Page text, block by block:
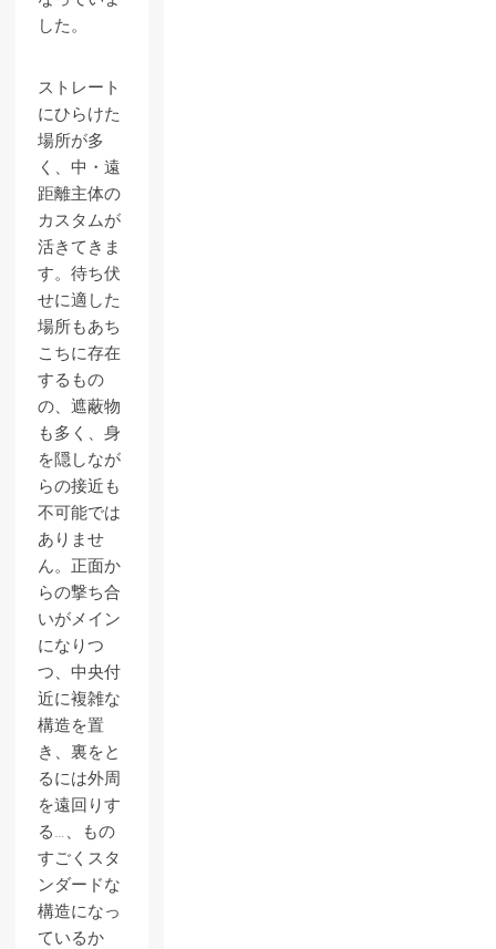
した。
ストレート
にひらけた
場所が多
く、中・遠
距離主体の
カスタムが
活きてきま
す。待ち伏
せに適した
場所もあち
こちに存在
するもの
の、遮蔽物
も多く、身
を隠しなが
らの接近も
不可能では
ありませ
ん。正面か
らの撃ち合
いがメイン
になりつ
つ、中央付
近に複雑な
構造を置
き、裏をと
るには外周
を遠回りす
る…、もの
すごくスタ
ンダードな
構造になっ
ているか